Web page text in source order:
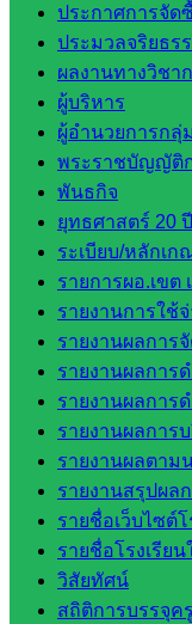
ประกาศการจัด
ประมวลจริยธร
ผลงานทางวิช
ผู้บริหาร
ผู้อำนวยการกลุ่ม
พระราชบัญญัติ
พันธกิจ
ยุทธศาสตร์ 20 ปี
ระเบียบ/หลักเก
รายการผอ.เขต
รายงานการใช้
รายงานผลการ
รายงานผลการ
รายงานผลการ
รายงานผลการ
รายงานผลตาม
รายงานสรุปผล
รายชื่อเว็บไซต์
รายชื่อโรงเรีย
วิสัยทัศน์
สถิติการบรรจุครู
เว็บไซต์
หลักสูตร
ต้าน
ทุจริต
ห้อง
นิเทศ
ศน.นิพนธ์
พรมพิไล
ห้อง
นิเทศ
ศน.ชยา
ธิศ/
ศน.อัญชลี
ห้อง
นิเทศ
ดร.สราว
ดี เพ็งศรี
โคตร
เว็บไซต์
คณะ